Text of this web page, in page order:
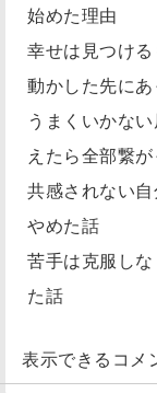
始めた理由
幸せは見つけ
動かした先にあ
うまくいかな
えたら全部繋
共感されない
やめた話
苦手は克服し
た話
表示できるコメ